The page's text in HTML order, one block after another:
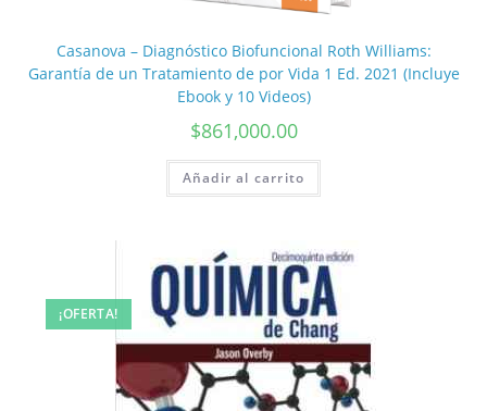
Casanova – Diagnóstico Biofuncional Roth Williams:
Garantía de un Tratamiento de por Vida 1 Ed. 2021 (Incluye
Ebook y 10 Videos)
$861,000.00
Añadir al carrito
¡OFERTA!